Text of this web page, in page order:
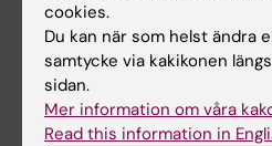
Forskarutbildning
Forskning
Om KI
cookies.
Du kan när som helst ändra
samtycke via kakikonen
sidan.
Mer information om våra
Read this information in